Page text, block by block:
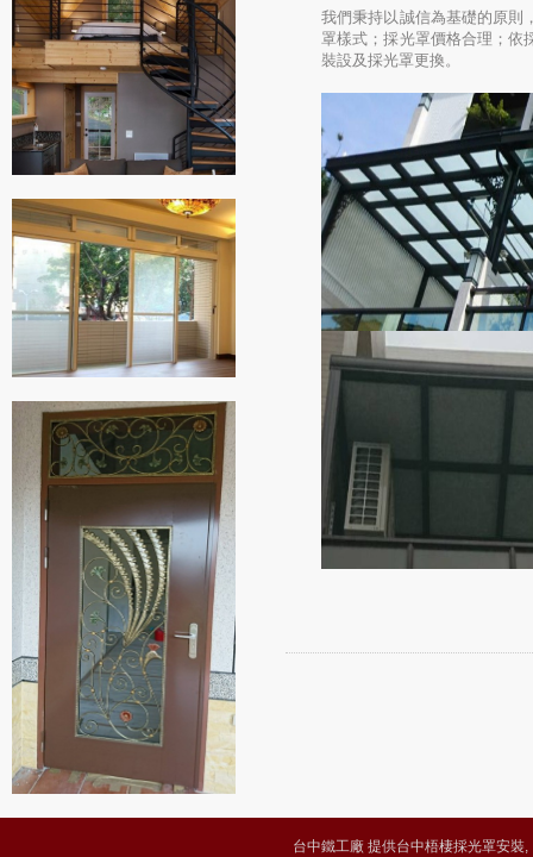
我們秉持以誠信為基礎的原則
罩樣式；採光罩價格合理；依
裝設及採光罩更換。
台中鐵工廠 提供台中梧棲採光罩安